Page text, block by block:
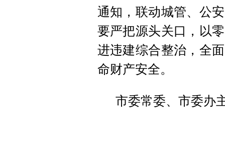
通知，联动城管、公
要严把源头关口，以
进违建综合整治，全
命财产安全。
市委常委、市委办